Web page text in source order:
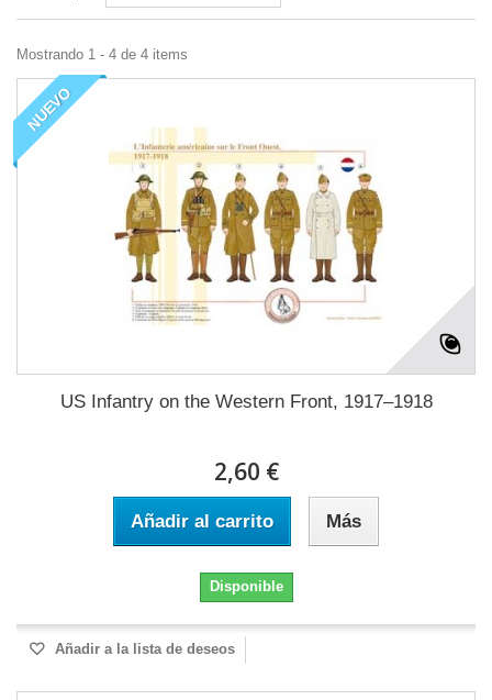
Mostrando 1 - 4 de 4 items
NUEVO
US Infantry on the Western Front, 1917–1918
2,60 €
Añadir al carrito Más
Disponible
Añadir a la lista de deseos